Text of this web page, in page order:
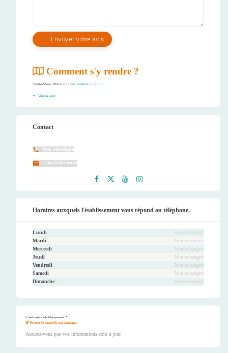
Comment s'y rendre ?
Sainte-Marie, Martinique Sainte-Marie – 97230
Voir la carte
Contact
Non renseigné
Contactez-nous
ook
er
be
ram
Horaires auxquels l'établissement vous répond au téléphone.
Lundi
Non renseigné
Mardi
Non renseigné
Mercredi
Non renseigné
Jeudi
Non renseigné
Vendredi
Non renseigné
Samedi
Non renseigné
Dimanche
Non renseigné
C'est votre établissement ?
Prenez le contrôle maintenant.
Assurez-vous que vos informations sont à jour.